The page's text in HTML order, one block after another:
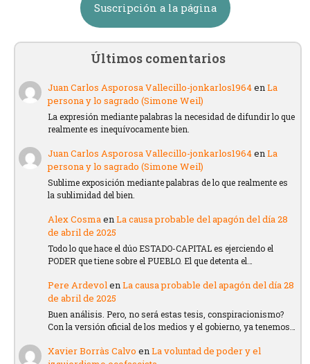
Suscripción a la página
Últimos comentarios
Juan Carlos Asporosa Vallecillo-jonkarlos1964enLa
persona y lo sagrado (Simone Weil)
La expresión mediante palabras la necesidad de difundir lo que
realmente es inequívocamente bien.
Juan Carlos Asporosa Vallecillo-jonkarlos1964enLa
persona y lo sagrado (Simone Weil)
Sublime exposición mediante palabras de lo que realmente es
la sublimidad del bien.
Alex CosmaenLa causa probable del apagón del día 28
de abril de 2025
Todo lo que hace el dúo ESTADO-CAPITAL es ejerciendo el
PODER que tiene sobre el PUEBLO. El que detenta el…
Pere ArdevolenLa causa probable del apagón del día 28
de abril de 2025
Buen análisis. Pero, no será estas tesis, conspiracionismo?
Con la versión oficial de los medios y el gobierno, ya tenemos…
Xavier Borràs Calvo enLa voluntad de poder y el